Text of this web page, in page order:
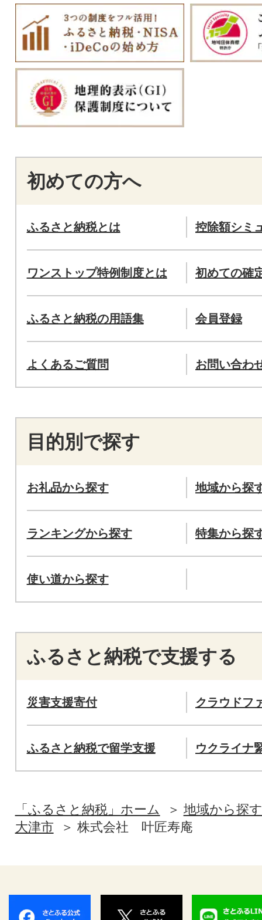
初めての方へ
ふるさと納税とは 控除額シミ
ワンストップ特例制度とは 初めての確
ふるさと納税の用語集 会員登録
よくあるご質問 お問い合わ
目的別で探す
お礼品から探す 地域から探
ランキングから探す 特集から探
使い道から探す
ふるさと納税で支援する
災害支援寄付 クラウドフ
ふるさと納税で留学支援 ウクライナ
「ふるさと納税」ホーム
地域から探す
大津市
株式会社 叶匠寿庵